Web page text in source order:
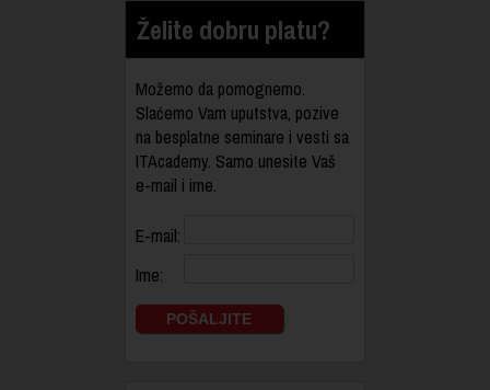
Želite dobru platu?
Možemo da pomognemo.
Slaćemo Vam uputstva, pozive
na besplatne seminare i vesti sa
ITAcademy. Samo unesite Vaš
e-mail i ime.
E-mail:
Ime: